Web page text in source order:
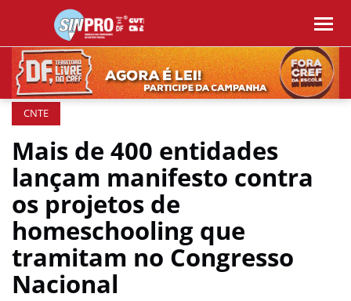
CNTE
Mais de 400 entidades
lançam manifesto contra
os projetos de
homeschooling que
tramitam no Congresso
Nacional